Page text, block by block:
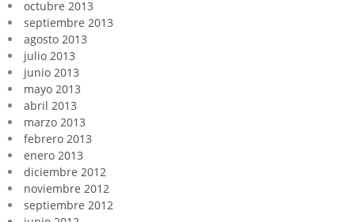
octubre 2013
septiembre 2013
agosto 2013
julio 2013
junio 2013
mayo 2013
abril 2013
marzo 2013
febrero 2013
enero 2013
diciembre 2012
noviembre 2012
septiembre 2012